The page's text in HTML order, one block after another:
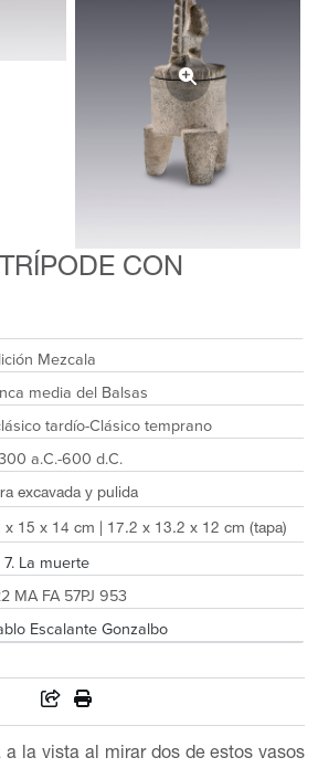
CON
Mezcala
media del Balsas
tardío-Clásico temprano
a.C.-600 d.C.
excavada y pulida
x 15 x 14 cm | 17.2 x 13.2 x 12 cm (tapa)
7. La muerte
MA FA 57PJ 953
Escalante Gonzalbo
a la vista al mirar dos de estos vasos